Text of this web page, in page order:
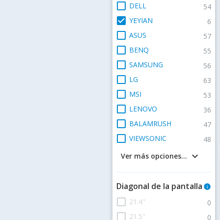
check_box_outline_blank DELL 54
check_box YEYIAN 6
check_box_outline_blank ASUS 57
check_box_outline_blank BENQ 55
check_box_outline_blank SAMSUNG 56
check_box_outline_blank LG 63
check_box_outline_blank MSI 53
check_box_outline_blank LENOVO 36
check_box_outline_blank BALAMRUSH 47
check_box_outline_blank VIEWSONIC 48
keyboard_arrow_down
Ver más opciones...
Diagonal de la pantalla info
check_box_outline_blank 21.4" 0
check_box_outline_blank 21.5" 0